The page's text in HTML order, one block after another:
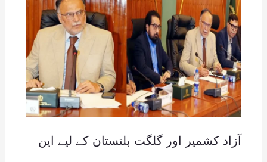
آزاد کشمیر اور گلگت بلتستان کے لیے این